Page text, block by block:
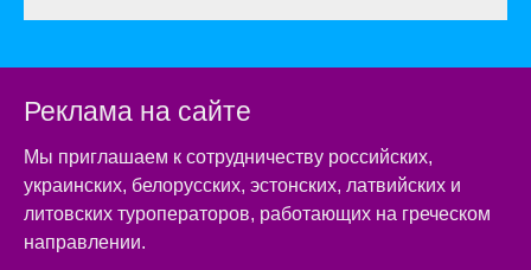
Реклама на сайте
Мы приглашаем к сотрудничеству российских,
украинских, белорусских, эстонских, латвийских и
литовских туроператоров, работающих на греческом
направлении.